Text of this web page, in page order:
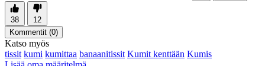
38
12
Kommentit (0)
Katso myös
tissit kumi kumittaa banaanitissit Kumit kenttään Kumis